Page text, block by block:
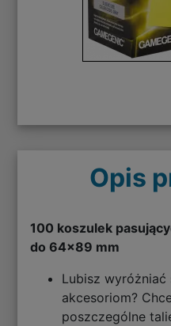
Opis
100 koszulek
do 64x89 mm
Lubisz
akcesoriom?
poszczególne